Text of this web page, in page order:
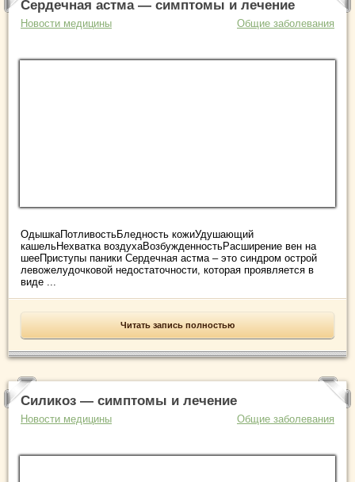
Сердечная астма — симптомы и лечение
Новости медицины Общие заболевания
ОдышкаПотливостьБледность кожиУдушающий
кашельНехватка воздухаВозбужденностьРасширение вен на
шееПриступы паники Сердечная астма – это синдром острой
левожелудочковой недостаточности, которая проявляется в
виде ...
Читать запись полностью
Силикоз — симптомы и лечение
Новости медицины Общие заболевания